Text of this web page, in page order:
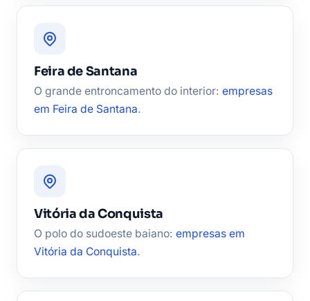
Feira de Santana
O grande entroncamento do interior: empresas
em Feira de Santana.
Vitória da Conquista
O polo do sudoeste baiano: empresas em
Vitória da Conquista.